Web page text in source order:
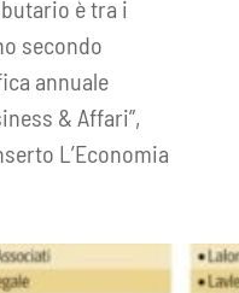
è tra i
secondo
annuale
& Affari”,
L’Economia